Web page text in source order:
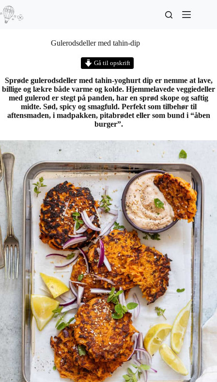
Gulerodsdeller med tahin-dip
Gå til opskrift
Sprøde gulerodsdeller med tahin-yoghurt dip er nemme at lave,
billige og lækre både varme og kolde. Hjemmelavede veggiedeller
med gulerod er stegt på panden, har en sprød skope og saftig
midte. Sød, spicy og smagfuld. Perfekt som tilbehør til
aftensmaden, i madpakken, pitabrødet eller som bund i “åben
burger”.